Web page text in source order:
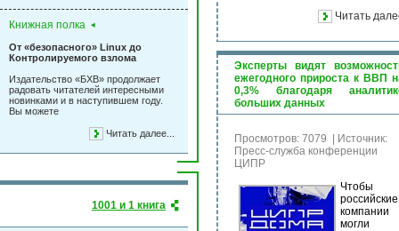
Книжная полка
От «безопасного» Linux до
Контролируемого взлома
Издательство «БХВ» продолжает
радовать читателей интересными
новинками и в наступившем году.
Вы можете
Читать далее...
1001 и 1 книга
Читать
Эксперты видят
ежегодного прироста к ВВП
0,3% благодаря
больших данных
Просмотров: 7079
Источник:
Пресс-служба конференции
ЦИПР
Чтобы
российские
компании
могли